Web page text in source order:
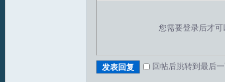
您需要登录后才
发表回复 回帖后跳转到最后